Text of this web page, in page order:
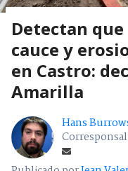
Detectan
cauce y
en Castro:
Amarilla
Hans